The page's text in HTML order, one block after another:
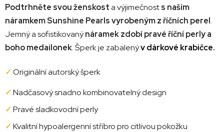
Podtrhněte svou ženskosta výjimečnosts naším
náramkem Sunshine Pearlsvyrobeným z říčních perel.
Jemný a sofistikovanýnáramek zdobí pravé říční perly a
boho medailonek. Šperk je zabalenýv dárkové krabičce.
✓Originální autorský šperk
✓Nadčasový snadno kombinovatelný design
✓Pravé sladkovodní perly
✓Kvalitní hypoalergenní stříbro pro citlivou pokožku